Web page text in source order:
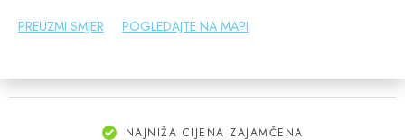
PREUZMI SMJER POGLEDAJTE NA MAPI
NAJNIŽA CIJENA ZAJAMČENA